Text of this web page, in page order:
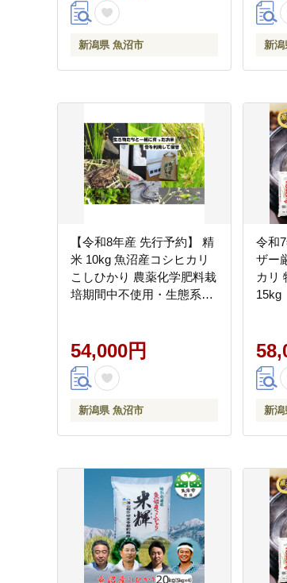
新潟県 魚沼市 新潟
【令和8年産 先行予約】 精
米 10kg 魚沼産コシヒカリ
こしひかり 農薬化学肥料栽
培期間中不使用・生態系保
管理
54,000円
新潟県 魚沼市
令和
ザー
カリ
15kg
新潟